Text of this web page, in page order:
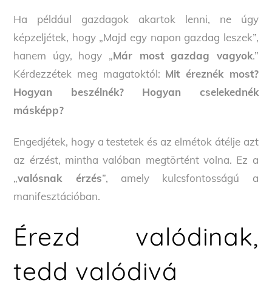
Ha például gazdagok akartok lenni, ne úgy
képzeljétek, hogy „Majd egy napon gazdag leszek”,
hanem úgy, hogy „Már most gazdag vagyok.”
Kérdezzétek meg magatoktól: Mit éreznék most?
Hogyan beszélnék? Hogyan cselekednék
másképp?
Engedjétek, hogy a testetek és az elmétok átélje azt
az érzést, mintha valóban megtörtént volna. Ez a
„valósnak érzés”, amely kulcsfontosságú a
manifesztációban.
Érezd valódinak,
tedd valódivá